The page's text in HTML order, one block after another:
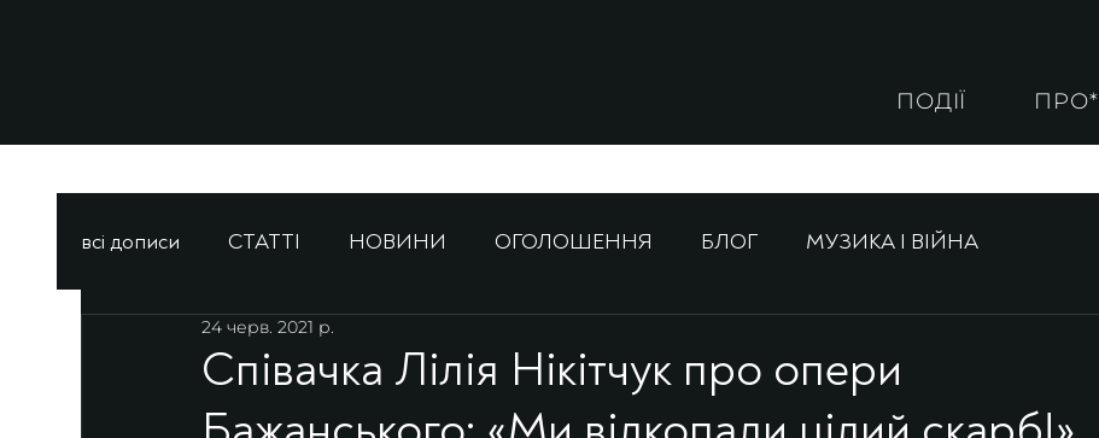
ПОДІЇ ПРО*
всі дописи СТАТТІ НОВИНИ ОГОЛОШЕННЯ БЛОГ МУЗИКА І ВІЙНА
Співачка Лілія Нікітчук про опери
24 черв. 2021 р.